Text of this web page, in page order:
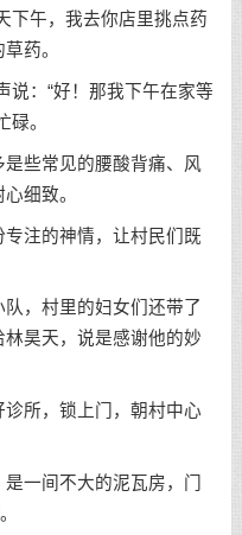
下午，我去你店里挑点药
药。
说：“好！那我下午在家等
碌。
是些常见的腰酸背痛、风
细致。
注的神情，让村民们既
，村里的妇女们还带了
昊天，说是感谢他的妙
所，锁上门，朝村中心
一间不大的泥瓦房，门